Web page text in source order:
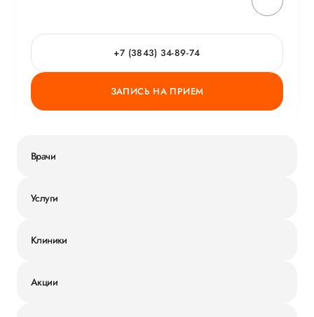
+7 (3843) 34-89-74
ЗАПИСЬ НА ПРИЕМ
Врачи
Услуги
Клиники
Акции